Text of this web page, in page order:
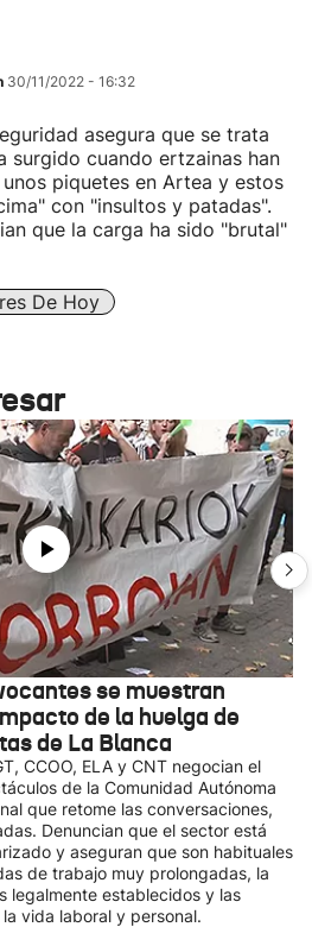
30/11/2022 - 16:32
asegura que se trata
surgido cuando ertzainas han
piquetes en Artea y estos
con "insultos y patadas".
que la carga ha sido "brutal"
De Hoy
se muestran
de la huelga de
de La Blanca
CCOO, ELA y CNT negocian el
de la Comunidad Autónoma
que retome las conversaciones,
Denuncian que el sector está
y aseguran que son habituales
de trabajo muy prolongadas, la
legalmente establecidos y las
vida laboral y personal.